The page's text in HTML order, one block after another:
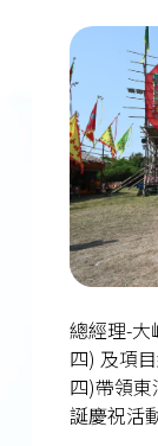
總經理-大
四) 及項
四)帶領
誕慶祝活